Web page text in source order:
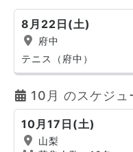
8月22日(土)
府中
テニス（府中）
10月 のスケジュ
10月17日(土)
山梨